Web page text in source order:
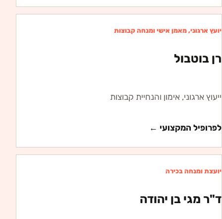
יועץ ארגוני, מאמן אישי ומנחה קבוצות
רן בוטבול
ייעוץ ארגוני, אימון והנחיית קבוצות
לפרופיל המקצועי ←
יועצת ומנחה בכירה
ד"ר מגי בן יהודה